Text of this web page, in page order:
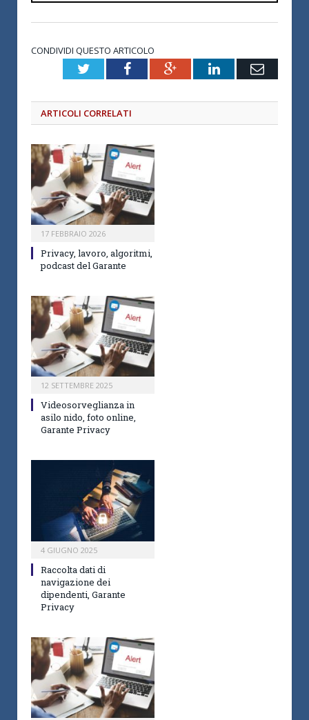
CONDIVIDI QUESTO ARTICOLO
TwitterFacebookGoogle+LinkedInEmail
ARTICOLI CORRELATI
17 FEBBRAIO 2026
Privacy, lavoro, algoritmi,
podcast del Garante
12 SETTEMBRE 2025
Videosorveglianza in
asilo nido, foto online,
Garante Privacy
4 GIUGNO 2025
Raccolta dati di
navigazione dei
dipendenti, Garante
Privacy